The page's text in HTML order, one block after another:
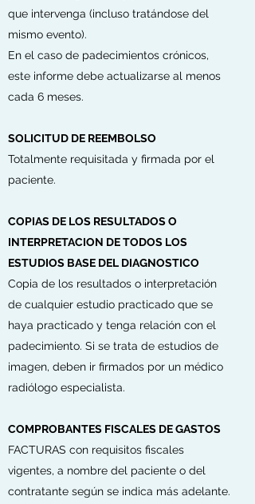
que intervenga (incluso tratándose del
mismo evento).
En el caso de padecimientos crónicos,
este informe debe actualizarse al menos
cada 6 meses.
SOLICITUD DE REEMBOLSO
Totalmente requisitada y firmada por el
paciente.
COPIAS DE LOS RESULTADOS O
INTERPRETACION DE TODOS LOS
ESTUDIOS BASE DEL DIAGNOSTICO
Copia de los resultados o interpretación
de cualquier estudio practicado que se
haya practicado y tenga relación con el
padecimiento. Si se trata de estudios de
imagen, deben ir firmados por un médico
radiólogo especialista.
COMPROBANTES FISCALES DE GASTOS
FACTURAS con requisitos fiscales
vigentes, a nombre del paciente o del
contratante según se indica más adelante.